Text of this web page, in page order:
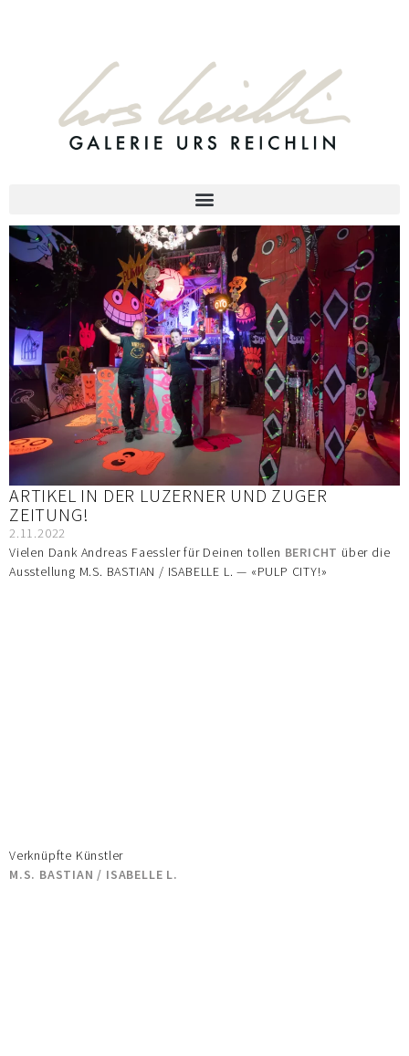
ARTIKEL IN DER LUZERNER UND ZUGER
ZEITUNG!
2.11.2022
Vielen Dank Andreas Faessler für Deinen tollen BERICHT über die
Ausstellung M.S. BASTIAN / ISABELLE L. — «PULP CITY!»
Verknüpfte Künstler
M.S. BASTIAN / ISABELLE L.